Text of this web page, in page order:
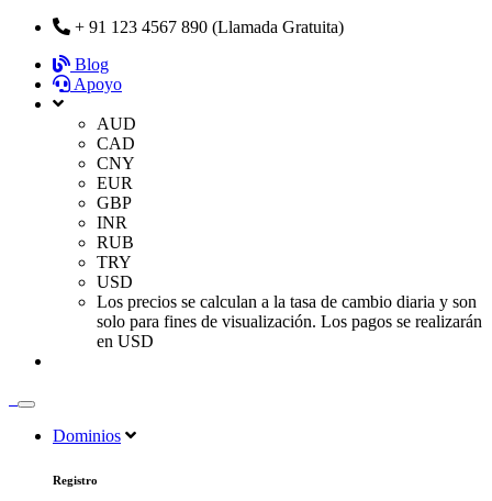
+ 91 123 4567 890 (Llamada Gratuita)
Blog
Apoyo
AUD
CAD
CNY
EUR
GBP
INR
RUB
TRY
USD
Los precios se calculan a la tasa de cambio diaria y son
solo para fines de visualización. Los pagos se realizarán
en USD
Dominios
Registro